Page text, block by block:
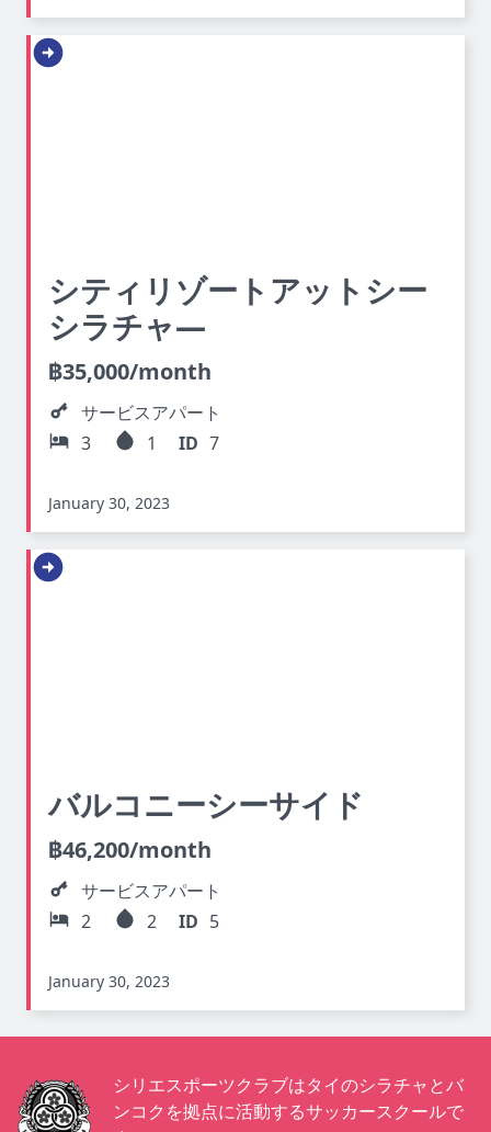
シティリゾートアットシー
シラチャ―
฿35,000/month
サービスアパート
3
1 ID 7
January 30, 2023
バルコニーシーサイド
฿46,200/month
サービスアパート
2
2 ID 5
January 30, 2023
シリエスポーツクラブはタイのシラチャとバ
ンコクを拠点に活動するサッカースクールで